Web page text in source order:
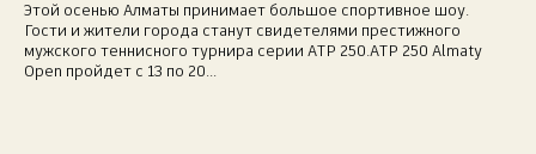
Этой осенью Алматы принимает большое спортивное шоу.
Гости и жители города станут свидетелями престижного
мужского теннисного турнира серии ATP 250.ATP 250 Almaty
Open пройдет с 13 по 20...